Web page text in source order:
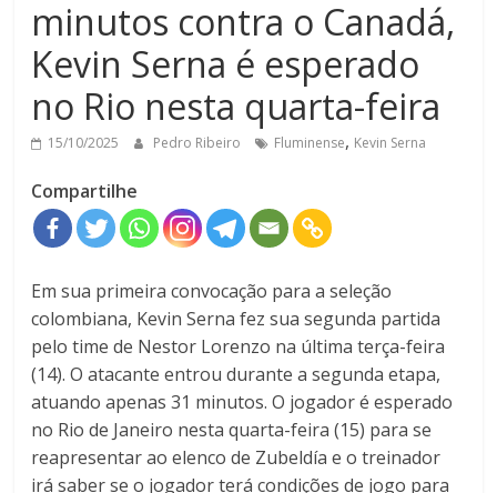
minutos contra o Canadá,
Kevin Serna é esperado
no Rio nesta quarta-feira
15/10/2025 Pedro Ribeiro Fluminense, Kevin Serna
Compartilhe
Em sua primeira convocação para a seleção
colombiana, Kevin Serna fez sua segunda partida
pelo time de Nestor Lorenzo na última terça-feira
(14). O atacante entrou durante a segunda etapa,
atuando apenas 31 minutos. O jogador é esperado
no Rio de Janeiro nesta quarta-feira (15) para se
reapresentar ao elenco de Zubeldía e o treinador
irá saber se o jogador terá condições de jogo para